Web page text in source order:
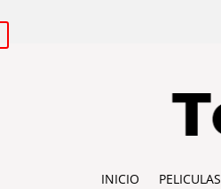
INICIO PELICULAS